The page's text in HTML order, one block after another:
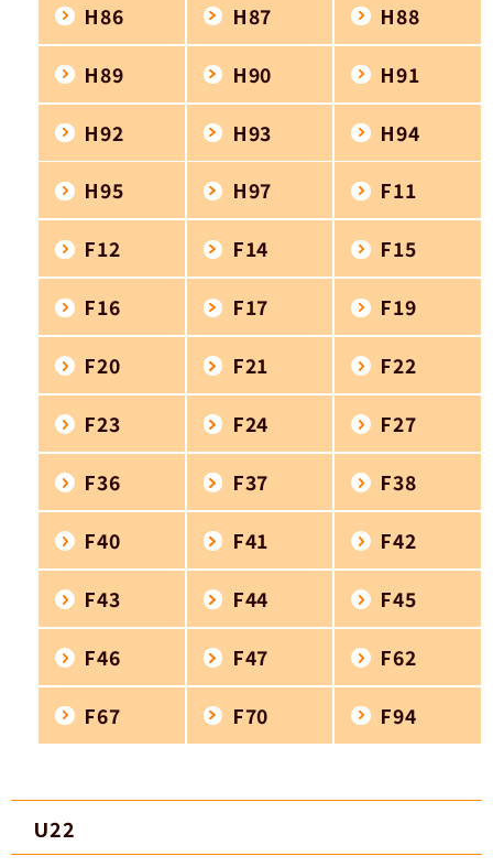
H86 H87 H88
H89 H90 H91
H92 H93 H94
H95 H97 F11
F12 F14 F15
F16 F17 F19
F20 F21 F22
F23 F24 F27
F36 F37 F38
F40 F41 F42
F43 F44 F45
F46 F47 F62
F67 F70 F94
U22